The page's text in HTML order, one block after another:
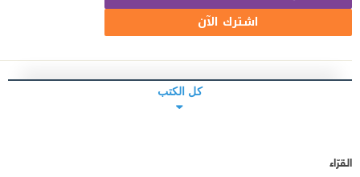
اشترك الآن
كل الكتب
القرّاء